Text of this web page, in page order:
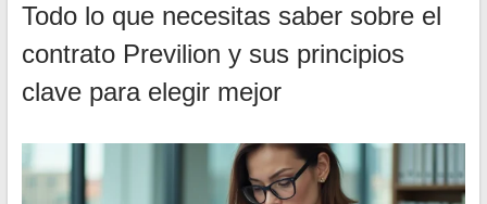
Todo lo que necesitas saber sobre el
contrato Previlion y sus principios
clave para elegir mejor